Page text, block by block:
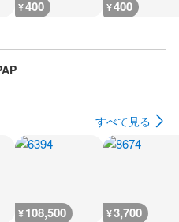
¥400 ¥400
すべて見る
¥108,500 ¥3,700